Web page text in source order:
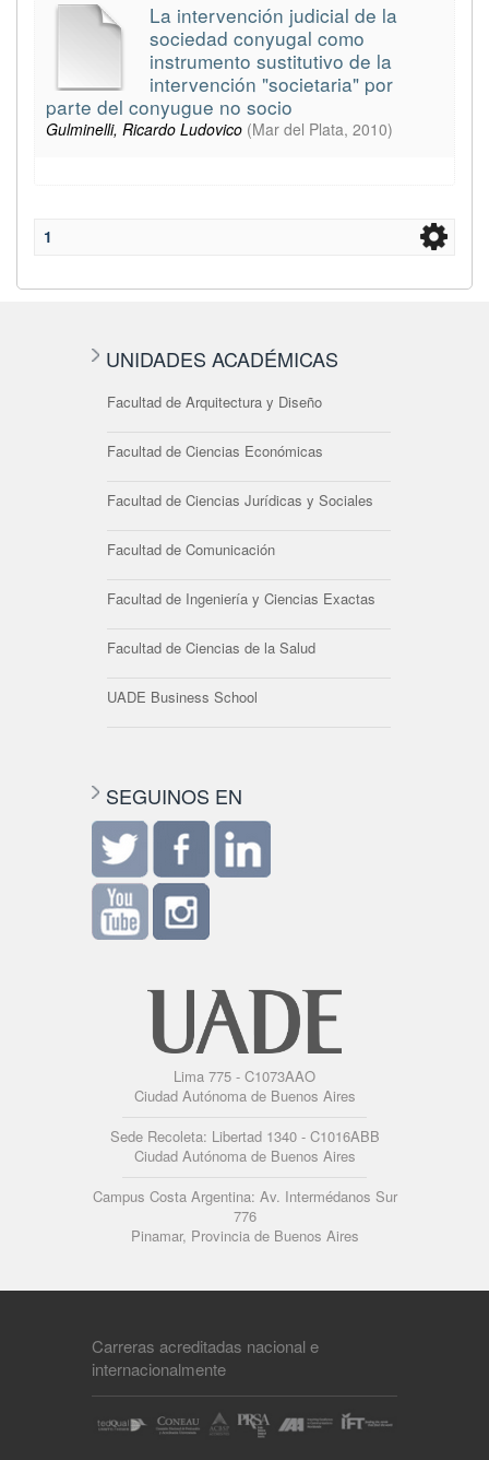
La intervención judicial de la
sociedad conyugal como
instrumento sustitutivo de la
intervención "societaria" por
parte del conyugue no socio
Gulminelli, Ricardo Ludovico (Mar del Plata, 2010)
1
UNIDADES ACADÉMICAS
Facultad de Arquitectura y Diseño
Facultad de Ciencias Económicas
Facultad de Ciencias Jurídicas y Sociales
Facultad de Comunicación
Facultad de Ingeniería y Ciencias Exactas
Facultad de Ciencias de la Salud
UADE Business School
SEGUINOS EN
Lima 775 - C1073AAO
Ciudad Autónoma de Buenos Aires
Sede Recoleta: Libertad 1340 - C1016ABB
Ciudad Autónoma de Buenos Aires
Campus Costa Argentina: Av. Intermédanos Sur
776
Pinamar, Provincia de Buenos Aires
Carreras acreditadas nacional e
internacionalmente